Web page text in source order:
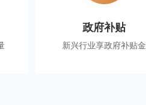
政府补贴
新兴行业享政府补贴金